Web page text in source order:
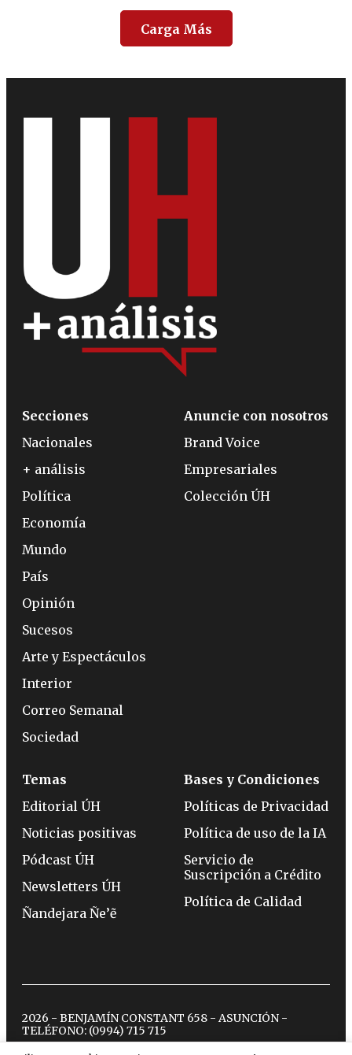
Carga Más
Secciones
Nacionales
+ análisis
Política
Economía
Mundo
País
Opinión
Sucesos
Arte y Espectáculos
Interior
Correo Semanal
Sociedad
Anuncie con nosotros
Brand Voice
Empresariales
Colección ÚH
Temas
Editorial ÚH
Noticias positivas
Pódcast ÚH
Newsletters ÚH
Ñandejara Ñe’ẽ
Bases y Condiciones
Políticas de Privacidad
Política de uso de la IA
Servicio de
Suscripción a Crédito
Política de Calidad
2026 - BENJAMÍN CONSTANT 658 - ASUNCIÓN -
TELÉFONO: (0994) 715 715